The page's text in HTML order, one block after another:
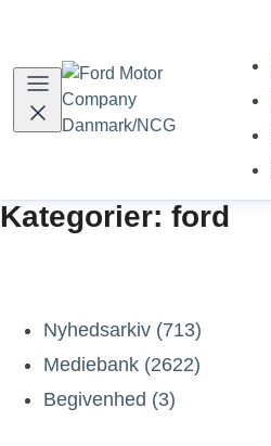
Kategorier: ford
Nyhedsarkiv (713)
Mediebank (2622)
Begivenhed (3)